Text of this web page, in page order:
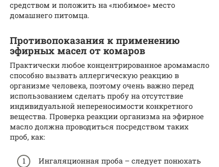
средством и положить на «любимое» место
домашнего питомца.
Противопоказания к применению
эфирных масел от комаров
Практически любое концентрированное аромамасло
способно вызвать аллергическую реакцию в
организме человека, поэтому очень важно перед
использованием сделать пробу на отсутствие
индивидуальной непереносимости конкретного
вещества. Проверка реакции организма на эфирное
масло должна проводиться посредством таких
проб, как:
Ингаляционная проба – следует понюхать